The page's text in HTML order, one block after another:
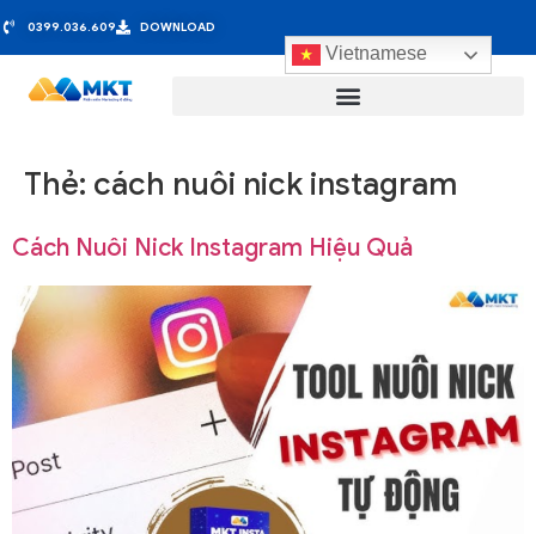
0399.036.609 DOWNLOAD
Vietnamese
Thẻ: cách nuôi nick instagram
Cách Nuôi Nick Instagram Hiệu Quả